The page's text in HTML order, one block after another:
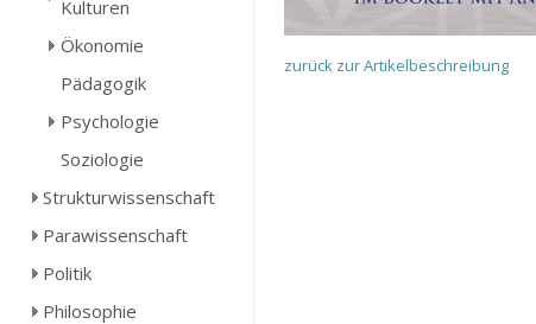
Kulturen
Ökonomie
Pädagogik
Psychologie
Soziologie
Strukturwissenschaft
Parawissenschaft
Politik
Philosophie
zurück zur Artikelbeschreibung